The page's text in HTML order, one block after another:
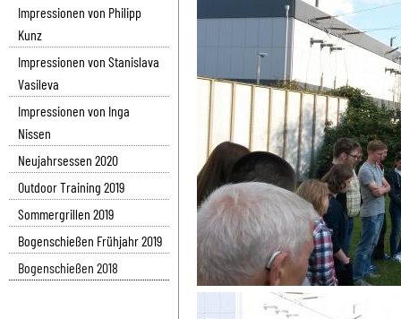
Impressionen von Philipp
Kunz
Impressionen von Stanislava
Vasileva
Impressionen von Inga
Nissen
Neujahrsessen 2020
Outdoor Training 2019
Sommergrillen 2019
Bogenschießen Frühjahr 2019
Bogenschießen 2018